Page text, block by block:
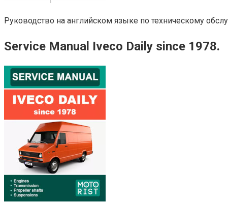
Руководство на английском языке по техническому
Service Manual Iveco Daily since 1978.